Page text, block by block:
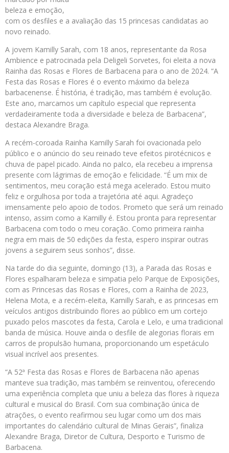
beleza e emoção,
com os desfiles e a avaliação das 15 princesas candidatas ao
novo reinado.
A jovem Kamilly Sarah, com 18 anos, representante da Rosa
Ambience e patrocinada pela Deligeli Sorvetes, foi eleita a nova
Rainha das Rosas e Flores de Barbacena para o ano de 2024. “A
Festa das Rosas e Flores é o evento máximo da beleza
barbacenense. É história, é tradição, mas também é evolução.
Este ano, marcamos um capítulo especial que representa
verdadeiramente toda a diversidade e beleza de Barbacena”,
destaca Alexandre Braga.
A recém-coroada Rainha Kamilly Sarah foi ovacionada pelo
público e o anúncio do seu reinado teve efeitos pirotécnicos e
chuva de papel picado. Ainda no palco, ela recebeu a imprensa
presente com lágrimas de emoção e felicidade. “É um mix de
sentimentos, meu coração está mega acelerado. Estou muito
feliz e orgulhosa por toda a trajetória até aqui. Agradeço
imensamente pelo apoio de todos. Prometo que será um reinado
intenso, assim como a Kamilly é. Estou pronta para representar
Barbacena com todo o meu coração. Como primeira rainha
negra em mais de 50 edições da festa, espero inspirar outras
jovens a seguirem seus sonhos”, disse.
Na tarde do dia seguinte, domingo (13), a Parada das Rosas e
Flores espalharam beleza e simpatia pelo Parque de Exposições,
com as Princesas das Rosas e Flores, com a Rainha de 2023,
Helena Mota, e a recém-eleita, Kamilly Sarah, e as princesas em
veículos antigos distribuindo flores ao público em um cortejo
puxado pelos mascotes da festa, Carola e Lelo, e uma tradicional
banda de música. Houve ainda o desfile de alegorias florais em
carros de propulsão humana, proporcionando um espetáculo
visual incrível aos presentes.
“A 52ª Festa das Rosas e Flores de Barbacena não apenas
manteve sua tradição, mas também se reinventou, oferecendo
uma experiência completa que uniu a beleza das flores à riqueza
cultural e musical do Brasil. Com sua combinação única de
atrações, o evento reafirmou seu lugar como um dos mais
importantes do calendário cultural de Minas Gerais”, finaliza
Alexandre Braga, Diretor de Cultura, Desporto e Turismo de
Barbacena.